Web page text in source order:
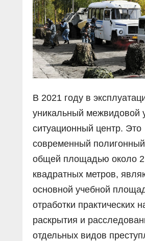
В 2021 году в
уникальный межвидовой
ситуационный центр. Это
современный
общей площадью около
квадратных метров,
основной учебной
отработки практических
раскрытия и
отдельных видов